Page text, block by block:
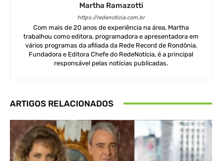
Martha Ramazotti
https://redenoticia.com.br
Com mais de 20 anos de experiência na área, Martha
trabalhou como editora, programadora e apresentadora em
vários programas da afiliada da Rede Record de Rondônia.
Fundadora e Editora Chefe do RedeNotícia, é a principal
responsável pelas notícias publicadas.
ARTIGOS RELACIONADOS